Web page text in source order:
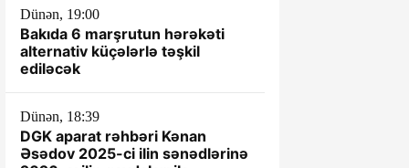
Dünən, 19:00
Bakıda 6 marşrutun hərəkəti
alternativ küçələrlə təşkil
ediləcək
Dünən, 18:39
DGK aparat rəhbəri Kənan
Əsədov 2025-ci ilin sənədlərinə